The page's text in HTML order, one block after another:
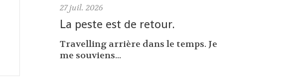
27 juil. 2026
La peste est de retour.
Travelling arrière dans le temps. Je
me souviens...